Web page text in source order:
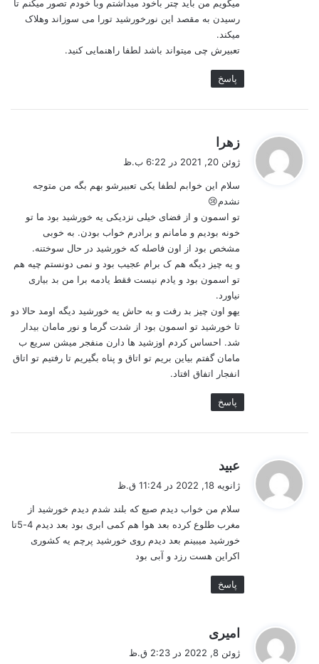
میگویم من باید چتر باخود میداشتم وبا خودم تصور میکنم تا
رسیدن به مقصد این نورخورشید تورا می سوزاند وهلاک
میکند.
تعبیرش چی میتواند باشد لطفا راهنمایی کنید.
پاسخ
زهرا
:
ژوئن 20, 2021 در 6:22 ب.ظ
سلام این خوابم لطفا یکی تعبیرشو بهم بگه من متوجه
نشدم😢
تو اسمون و از فضای خیلی نزدیکی یه خورشید بود ما تو
خونه بودیم و مامانم و برادرم خواب بودن. به خوبی
مشخص بود از اون فاصله که خورشید در حال سوختنه.
و یه چیز دیگه هم ک برام عجیب بود و نمی دونستم چیه هم
تو اسمون بود و یادم نیست فقط یادمه برا من بد بیاری
نیاورد.
یهو اون چیز بد رفت و به حاش یه خورشید دیگه اومد حالا دو
تا خورشید تو اسمون بود از شدت گرما و نور مامان بیدار
شد. احساس کردم اوزشید ها دارن منفجر میشن سریع ب
مامان گفتم بیاین بریم تو اتاق و پناه بگیریم تا رفتیم تو اتاق
انفجار اتفاق افتاد.
پاسخ
عبید
:
ژانویه 18, 2022 در 11:24 ق.ظ
سلام من خواب دیدم صبع که بلند شدم دیدم خورشید از
مغرب طلوع کرده بعد هوا هم کمی ابری بود بعد دیدم 4-5تا
خورشید میبینم بعد دیدم روی خورشید پرچم یه کشوری
اکراین هست رزد و آبی بود
پاسخ
امیری
ژوئن 8, 2022 در 2:23 ق.ظ